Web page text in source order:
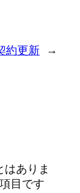
約更新 →
はありま
目です